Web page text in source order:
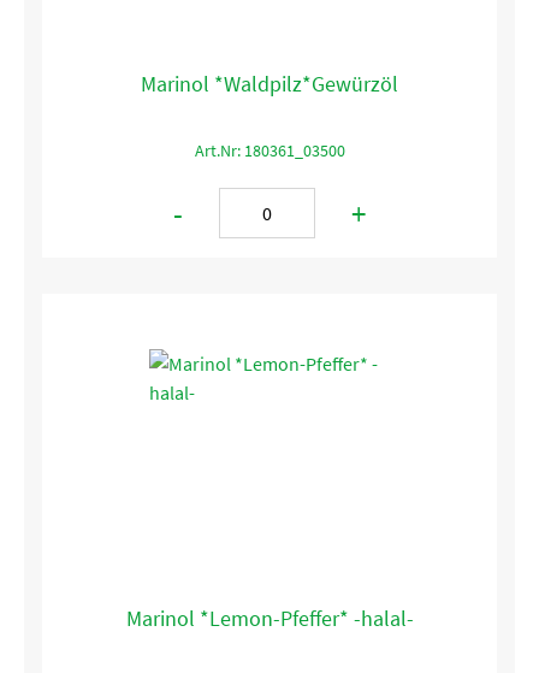
Marinol *Waldpilz*Gewürzöl
Art.Nr: 180361_03500
- +
Marinol *Lemon-Pfeffer* -halal-